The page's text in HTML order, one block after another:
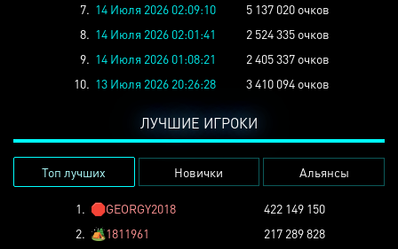
7. 14 Июля 2026 02:09:10
5 137 020 очков
8. 14 Июля 2026 02:01:41
2 524 335 очков
9. 14 Июля 2026 01:08:21
2 405 337 очков
10. 13 Июля 2026 20:26:28 3 410 094 очков
ЛУЧШИЕ ИГРОКИ
Топ лучших Новички Альянсы
1. 🛑GEORGY2018
422 149 150
2. 🏕️1811961
217 289 828